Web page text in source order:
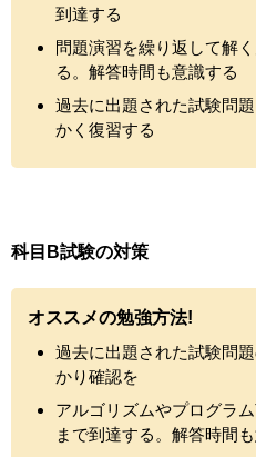
到達する
問題演習を繰り返して解
る。解答時間も意識する
過去に出題された試験問
かく復習する
科目B試験の対策
オススメの勉強方法!
過去に出題された試験問
かり確認を
アルゴリズムやプログラ
まで到達する。解答時間